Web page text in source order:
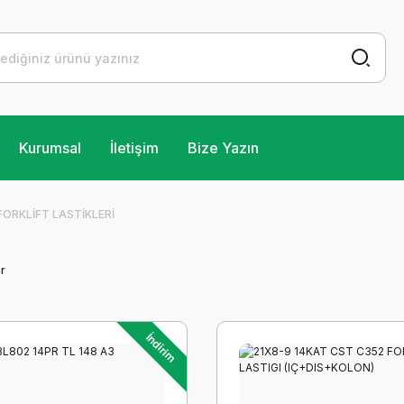
Kurumsal İletişim Bize Yazın
LASTİKLERİ
İndirim